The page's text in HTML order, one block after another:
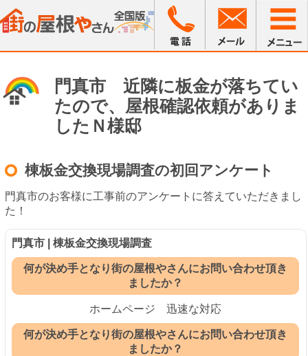
門真市 近隣に板金が落ちてい
たので、屋根確認依頼がありま
したＮ様邸
棟板金交換現場調査の初回アンケート
門真市のお客様に工事前のアンケートに答えていただきまし
た！
門真市 | 棟板金交換現場調査
何が決め手となり街の屋根やさんにお問い合わせ頂き
ましたか？
ホームページ 迅速な対応
何が決め手となり街の屋根やさんにお問い合わせ頂き
ましたか？